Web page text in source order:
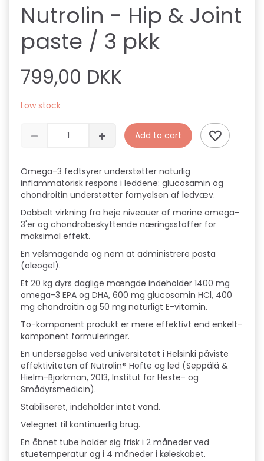
Nutrolin - Hip & Joint
paste / 3 pkk
799,00 DKK
Low stock
Add to cart
Omega-3 fedtsyrer understøtter naturlig
inflammatorisk respons i leddene: glucosamin og
chondroitin understøtter fornyelsen af ​​ledvæv.
Dobbelt virkning fra høje niveauer af marine omega-
3'er og chondrobeskyttende næringsstoffer for
maksimal effekt.
En velsmagende og nem at administrere pasta
(oleogel).
Et 20 kg dyrs daglige mængde indeholder 1400 mg
omega-3 EPA og DHA, 600 mg glucosamin HCl, 400
mg chondroitin og 50 mg naturligt E-vitamin.
To-komponent produkt er mere effektivt end enkelt-
komponent formuleringer.
En undersøgelse ved universitetet i Helsinki påviste
effektiviteten af ​​Nutrolin® Hofte og led (Seppälä &
Hielm-Björkman, 2013, Institut for Heste- og
Smådyrsmedicin).
Stabiliseret, indeholder intet vand.
Velegnet til kontinuerlig brug.
En åbnet tube holder sig frisk i 2 måneder ved
stuetemperatur og i 4 måneder i køleskabet.